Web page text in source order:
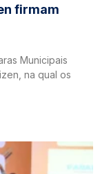
firmam
Municipais
na qual os